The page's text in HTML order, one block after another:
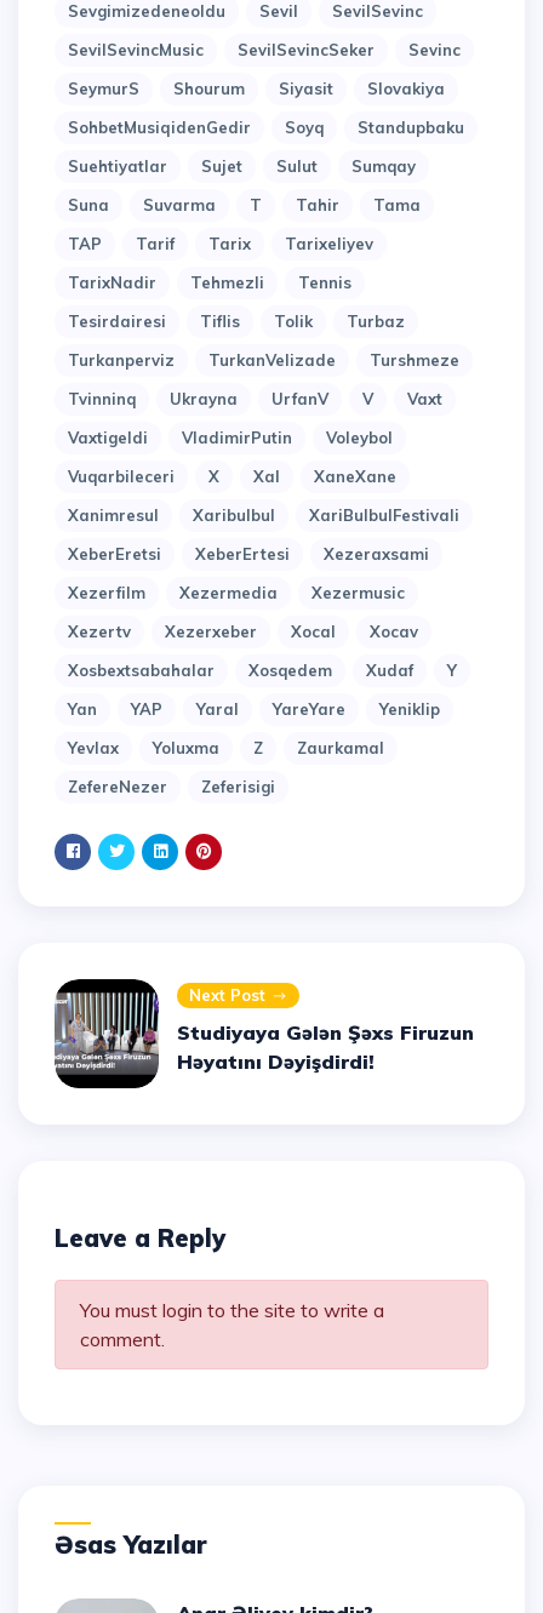
Sevgimizedeneoldu Sevil
SevilSevinc
SevilSevincMusic
SevilSevincSeker
Sevinc
SeymurS
Shourum Siyasit
Slovakiya
SohbetMusiqidenGedir
Soyq
Standupbaku
Suehtiyatlar
Sujet Sulut
Sumqay
Suna
Suvarma T Tahir
Tama
TAP
Tarif Tarix
Tarixeliyev
TarixNadir
Tehmezli
Tennis
Tesirdairesi
Tiflis Tolik
Turbaz
Turkanperviz
TurkanVelizade
Turshmeze
Tvinninq
Ukrayna UrfanV V
Vaxt
Vaxtigeldi
VladimirPutin
Voleybol
Vuqarbileceri
X Xal
XaneXane
Xanimresul
Xaribulbul
XariBulbulFestivali
XeberEretsi
XeberErtesi
Xezeraxsami
Xezerfilm
Xezermedia
Xezermusic
Xezertv
Xezerxeber Xocal
Xocav
Xosbextsabahalar
Xosqedem Xudaf
Y
Yan
YAP Yaral YareYare
Yeniklip
Yevlax
Yoluxma Z
Zaurkamal
ZefereNezer
Zeferisigi
Next Post
Studiyaya Gələn Şəxs Firuzun
Həyatını Dəyişdirdi!
Leave a Reply
You must login to the site to write a
comment.
Əsas Yazılar